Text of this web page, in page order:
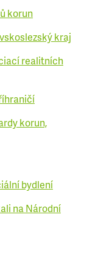
korun
kraj
realitních
korun,
bydlení
na Národní